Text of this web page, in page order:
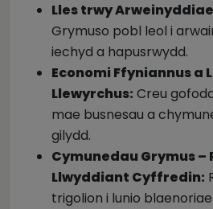
Lles trwy
Grymuso pobl leol i
iechyd a hapusrwydd.
Economi Ffyniannus a
Llewyrchus: Creu
mae busnesau a
gilydd.
Cymunedau Grymus –
Llwyddiant Cyffredin:
trigolion i lunio